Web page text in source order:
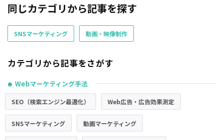
同じカテゴリから記事を探す
SNSマーケティング 動画・映像制作
カテゴリから記事をさがす
● Webマーケティング手法
SEO（検索エンジン最適化） Web広告・広告効果測定
SNSマーケティング 動画マーケティング